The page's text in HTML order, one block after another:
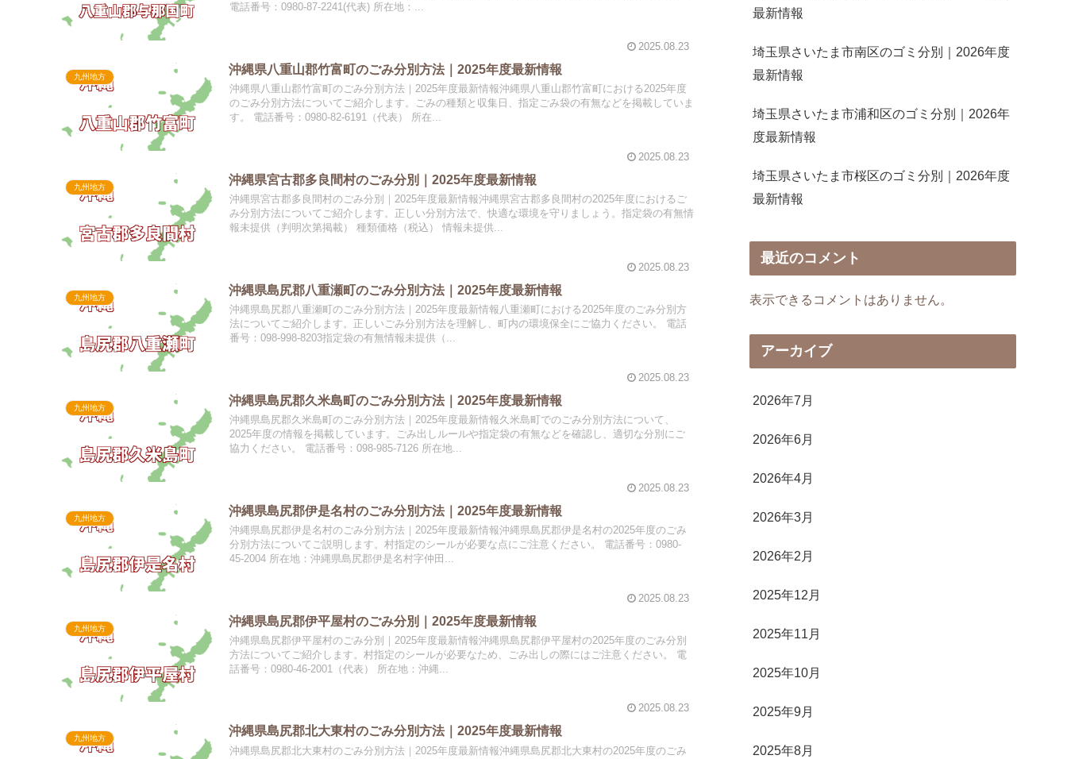
電話番号：0980-87-2241(代表) 所在地：...
2025.08.23
九州地方
沖縄県八重山郡竹富町のごみ分別方法｜2025年度最新情報
沖縄県八重山郡竹富町のごみ分別方法｜2025年度最新情報沖縄県八重山郡竹富町における2025年度
のごみ分別方法についてご紹介します。ごみの種類と収集日、指定ごみ袋の有無などを掲載していま
す。 電話番号：0980-82-6191（代表） 所在...
2025.08.23
九州地方
沖縄県宮古郡多良間村のごみ分別｜2025年度最新情報
沖縄県宮古郡多良間村のごみ分別｜2025年度最新情報沖縄県宮古郡多良間村の2025年度におけるご
み分別方法についてご紹介します。正しい分別方法で、快適な環境を守りましょう。指定袋の有無情
報未提供（判明次第掲載） 種類価格（税込） 情報未提供...
2025.08.23
九州地方
沖縄県島尻郡八重瀬町のごみ分別方法｜2025年度最新情報
沖縄県島尻郡八重瀬町のごみ分別方法｜2025年度最新情報八重瀬町における2025年度のごみ分別方
法についてご紹介します。正しいごみ分別方法を理解し、町内の環境保全にご協力ください。 電話
番号：098-998-8203指定袋の有無情報未提供（...
2025.08.23
九州地方
沖縄県島尻郡久米島町のごみ分別方法｜2025年度最新情報
沖縄県島尻郡久米島町のごみ分別方法｜2025年度最新情報久米島町でのごみ分別方法について、
2025年度の情報を掲載しています。ごみ出しルールや指定袋の有無などを確認し、適切な分別にご
協力ください。 電話番号：098-985-7126 所在地...
2025.08.23
九州地方
沖縄県島尻郡伊是名村のごみ分別方法｜2025年度最新情報
沖縄県島尻郡伊是名村のごみ分別方法｜2025年度最新情報沖縄県島尻郡伊是名村の2025年度のごみ
分別方法についてご説明します。村指定のシールが必要な点にご注意ください。 電話番号：0980-
45-2004 所在地：沖縄県島尻郡伊是名村字仲田...
2025.08.23
九州地方
沖縄県島尻郡伊平屋村のごみ分別｜2025年度最新情報
沖縄県島尻郡伊平屋村のごみ分別｜2025年度最新情報沖縄県島尻郡伊平屋村の2025年度のごみ分別
方法についてご紹介します。村指定のシールが必要なため、ごみ出しの際にはご注意ください。 電
話番号：0980-46-2001（代表） 所在地：沖縄...
2025.08.23
九州地方
沖縄県島尻郡北大東村のごみ分別方法｜2025年度最新情報
沖縄県島尻郡北大東村のごみ分別方法｜2025年度最新情報沖縄県島尻郡北大東村の2025年度のごみ
最新情報
埼玉県さいたま市南区のゴミ分別｜2026年度
最新情報
埼玉県さいたま市浦和区のゴミ分別｜2026年
度最新情報
埼玉県さいたま市桜区のゴミ分別｜2026年度
最新情報
最近のコメント
表示できるコメントはありません。
アーカイブ
2026年7月
2026年6月
2026年4月
2026年3月
2026年2月
2025年12月
2025年11月
2025年10月
2025年9月
2025年8月